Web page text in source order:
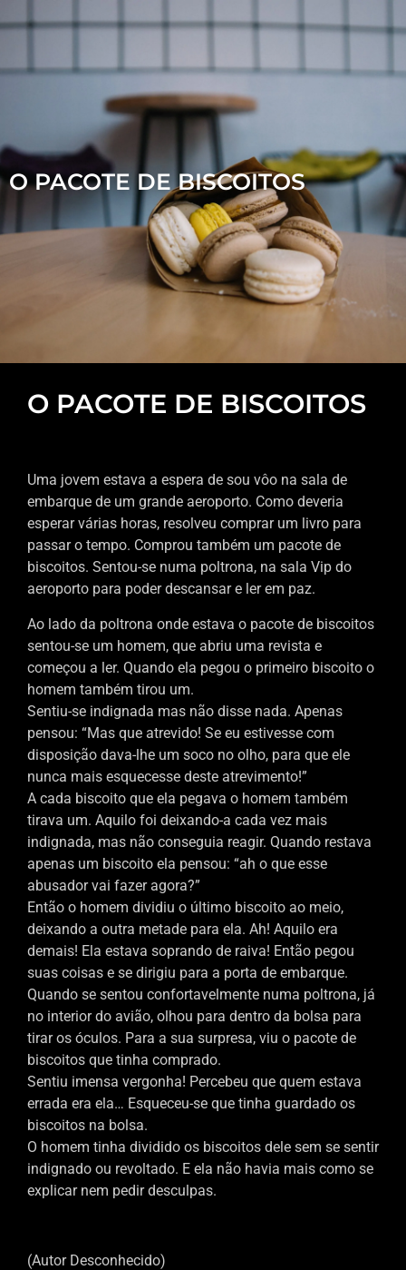
O PACOTE DE BISCOITOS
O PACOTE DE BISCOITOS
Uma jovem estava a espera de sou vôo na sala de
embarque de um grande aeroporto. Como deveria
esperar várias horas, resolveu comprar um livro para
passar o tempo. Comprou também um pacote de
biscoitos. Sentou-se numa poltrona, na sala Vip do
aeroporto para poder descansar e ler em paz.
Ao lado da poltrona onde estava o pacote de biscoitos
sentou-se um homem, que abriu uma revista e
começou a ler. Quando ela pegou o primeiro biscoito o
homem também tirou um.
Sentiu-se indignada mas não disse nada. Apenas
pensou: “Mas que atrevido! Se eu estivesse com
disposição dava-lhe um soco no olho, para que ele
nunca mais esquecesse deste atrevimento!”
A cada biscoito que ela pegava o homem também
tirava um. Aquilo foi deixando-a cada vez mais
indignada, mas não conseguia reagir. Quando restava
apenas um biscoito ela pensou: “ah o que esse
abusador vai fazer agora?”
Então o homem dividiu o último biscoito ao meio,
deixando a outra metade para ela. Ah! Aquilo era
demais! Ela estava soprando de raiva! Então pegou
suas coisas e se dirigiu para a porta de embarque.
Quando se sentou confortavelmente numa poltrona, já
no interior do avião, olhou para dentro da bolsa para
tirar os óculos. Para a sua surpresa, viu o pacote de
biscoitos que tinha comprado.
Sentiu imensa vergonha! Percebeu que quem estava
errada era ela… Esqueceu-se que tinha guardado os
biscoitos na bolsa.
O homem tinha dividido os biscoitos dele sem se sentir
indignado ou revoltado. E ela não havia mais como se
explicar nem pedir desculpas.
(Autor Desconhecido)